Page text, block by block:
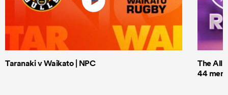
Taranaki v Waikato | NPC
The All
44 men